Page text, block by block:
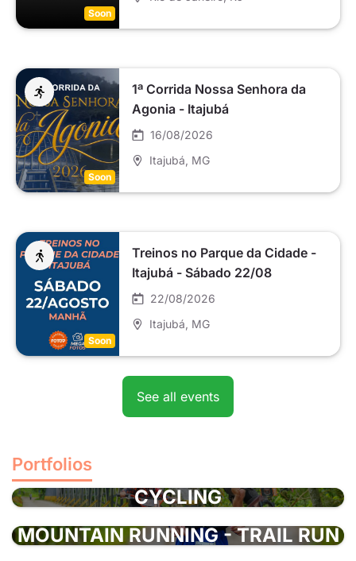
Soon
Soon
1ª Corrida Nossa Senhora da
Agonia - Itajubá
16/08/2026
Itajubá , MG
Soon
Treinos no Parque da Cidade -
Itajubá - Sábado 22/08
22/08/2026
Itajubá , MG
See all events
Portfolios
CYCLING
MOUNTAIN RUNNING - TRAIL RUN